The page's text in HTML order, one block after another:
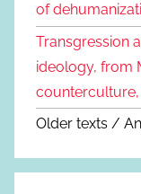
of
Transgression
ideology, from
Older texts /